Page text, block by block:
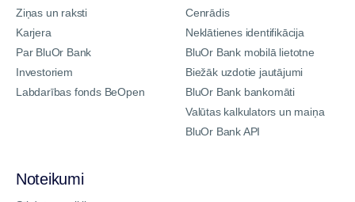
Ziņas un raksti
Karjera
Par BluOr Bank
Investoriem
Labdarības fonds BeOpen
Cenrādis
Neklātienes identifikācija
BluOr Bank mobilā lietotne
Biežāk uzdotie jautājumi
BluOr Bank bankomāti
Valūtas kalkulators un maiņa
BluOr Bank API
Noteikumi